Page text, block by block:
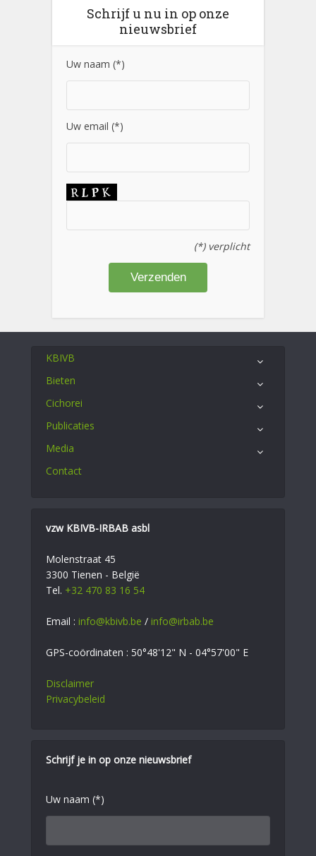
Schrijf u nu in op onze
nieuwsbrief
Uw naam (*)
Uw email (*)
(*) verplicht
KBIVB
Bieten
Cichorei
Publicaties
Media
Contact
vzw KBIVB-IRBAB asbl
Molenstraat 45
3300 Tienen - België
Tel. +32 470 83 16 54
Email : info@kbivb.be / info@irbab.be
GPS-coördinaten : 50°48'12" N - 04°57'00" E
Disclaimer
Privacybeleid
Schrijf je in op onze nieuwsbrief
Uw naam (*)